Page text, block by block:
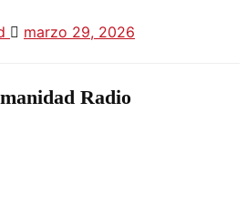
marzo 29, 2026
Radio